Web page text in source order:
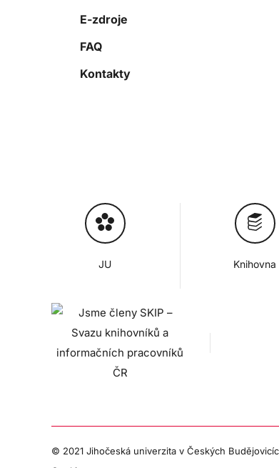
E-zdroje
FAQ
Kontakty
JU Knihovna
© 2021 Jihočeská univerzita v Českých